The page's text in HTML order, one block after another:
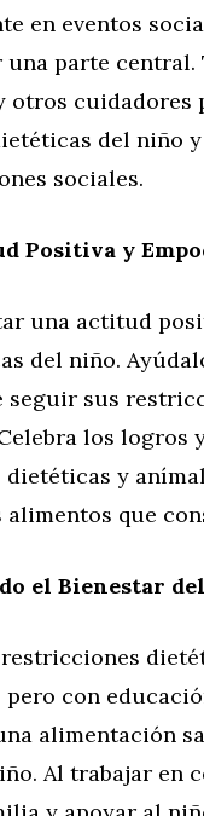
en eventos
parte
otros cuidadores
del niño
sociales.
Positiva y
una actitud
del niño.
seguir sus
los
y
que
el Bienestar
con
alimentación
Al trabajar en